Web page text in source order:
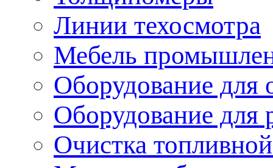
Линии техосмотра
Мебель
Оборудование для
Оборудование для
Очистка